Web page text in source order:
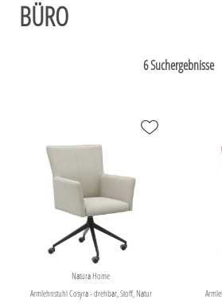
BÜRO
6 Suchergebnisse
Natura Home
Armlehnstuhl Cosyra - drehbar, Stoff, Natur